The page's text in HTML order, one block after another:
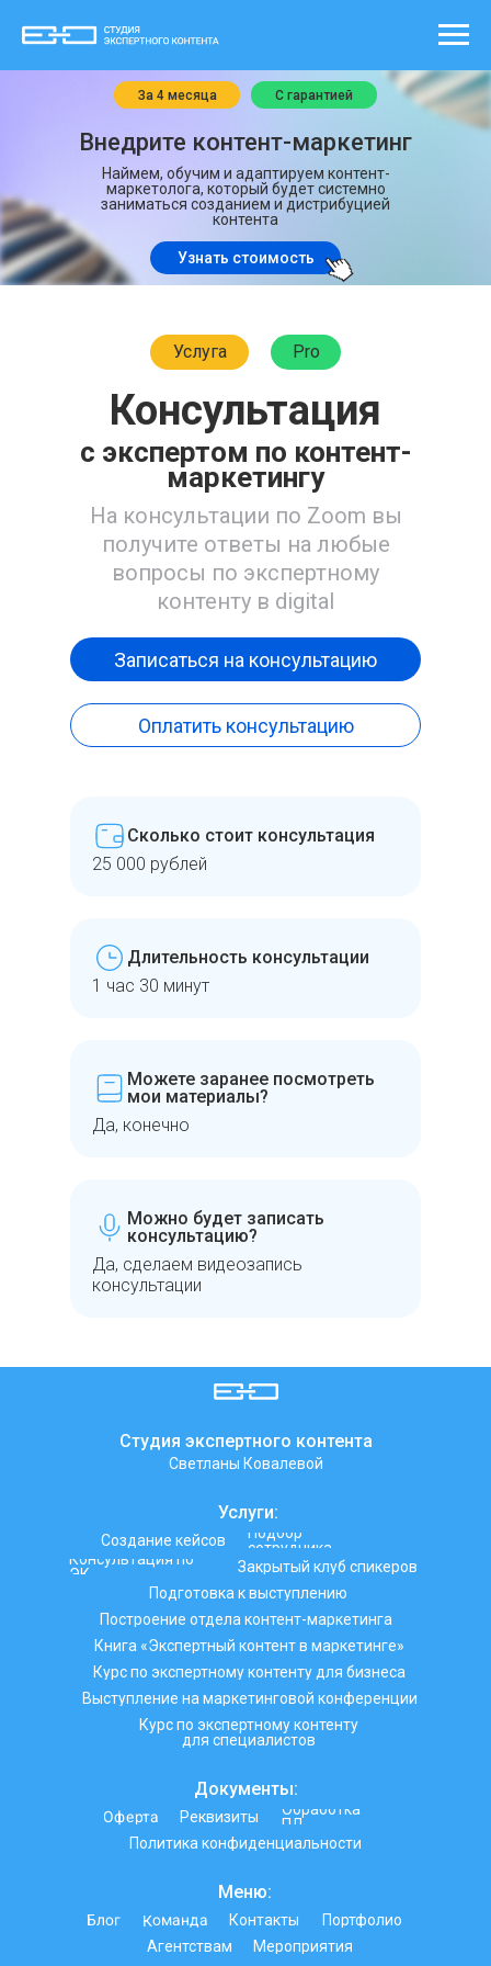
За 4 месяца С гарантией
Внедрите контент-маркетинг
Наймем, обучим и адаптируем контент-
маркетолога, который будет системно
заниматься созданием и дистрибуцией
контента
Узнать стоимость
Консультация
с экспертом по контент-
маркетингу
На консультации по Zoom вы
получите ответы на любые
вопросы по экспертному
контенту в digital
Записаться на консультацию
Оплатить консультацию
Pro
Услуга
Сколько стоит консультация
25 000 рублей
Длительность консультации
1 час 30 минут
Можно будет записать
консультацию?
Да, сделаем видеозапись
консультации
Можете заранее посмотреть
мои материалы?
Да, конечно
Книга «Экспертный контент в маркетинге»
Построение отдела контент-маркетинга
Курс по экспертному контенту для бизнеса
Курс по экспертному контенту
для специалистов
Выступление на маркетинговой конференции
Создание кейсов
Подбор
сотрудника
Консультация по
ЭК
Закрытый клуб спикеров
Подготовка к выступлению
Услуги:
Блог Команда Контакты
Портфолио
Агентствам
Мероприятия
Меню:
Оферта Реквизиты
Обработка
ПД
Политика конфиденциальности
Документы:
Светланы Ковалевой
Студия экспертного контента